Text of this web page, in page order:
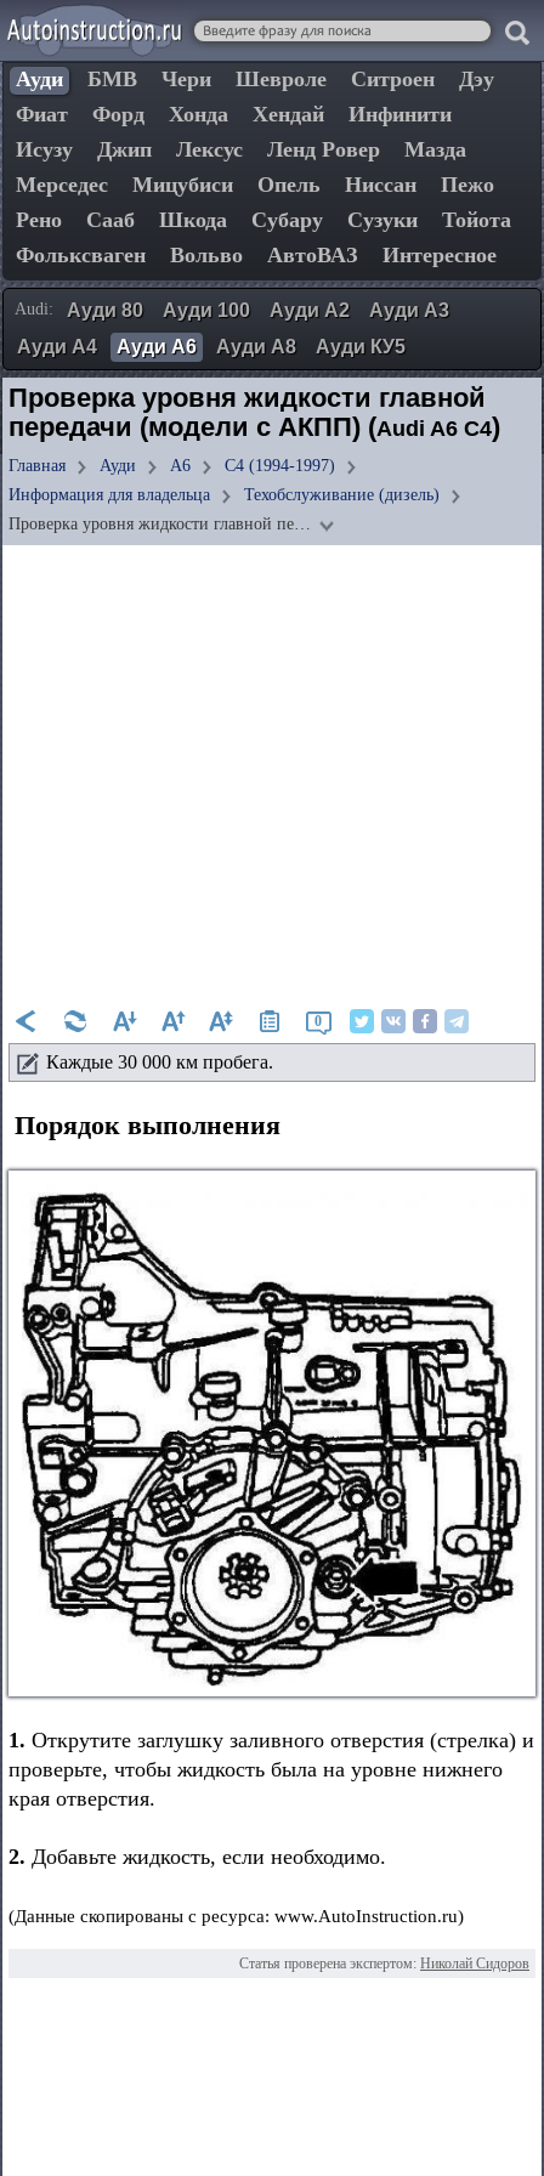
Ауди БМВ Чери Шевроле Ситроен
Дэу
Фиат
Форд Хонда Хендай
Инфинити
Исузу
Джип Лексус Ленд Ровер
Мазда
Мерседес
Мицубиси Опель Ниссан
Пежо
Рено
Сааб Шкода Субару Сузуки
Тойота
Фольксваген
Вольво АвтоВАЗ Интересное
Audi: Ауди 80 Ауди 100 Ауди А2
Ауди А3
Ауди А4
Ауди А6 Ауди А8 Ауди КУ5
Проверка уровня жидкости главной
передачи (модели с АКПП) (Audi A6 C4)
Главная Ауди А6
C4 (1994-1997)
Информация для владельца
Техобслуживание (дизель)
Проверка уровня жидкости главной пе…
0
Каждые 30 000 км пробега.
Порядок выполнения
1. Открутите заглушку заливного отверстия (стрелка) и
проверьте, чтобы жидкость была на уровне нижнего
края отверстия.
2. Добавьте жидкость, если необходимо.
(Данные скопированы с ресурса: www.AutoInstruction.ru)
Статья проверена экспертом: Николай Сидоров